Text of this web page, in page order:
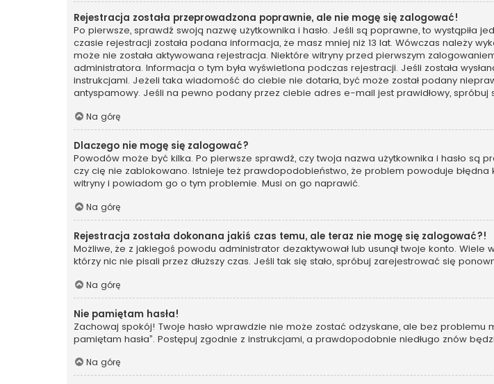
Rejestracja została przeprowadzona poprawnie, ale nie mogę się zalogować!
Po pierwsze, sprawdź swoją nazwę użytkownika i hasło. Jeśli są poprawne, to wystąpiła
czasie rejestracji została podana informacja, że masz mniej niż 13 lat. Wówczas należy
może nie została aktywowana rejestracja. Niektóre witryny przed pierwszym
administratora. Informacja o tym była wyświetlona podczas rejestracji. Jeśli została
instrukcjami. Jeżeli taka wiadomość do ciebie nie dotarła, być może został podany
antyspamowy. Jeśli na pewno podany przez ciebie adres e-mail jest prawidłowy, spróbuj
Na górę
Dlaczego nie mogę się zalogować?
Powodów może być kilka. Po pierwsze sprawdź, czy twoja nazwa użytkownika i hasło są
czy cię nie zablokowano. Istnieje też prawdopodobieństwo, że problem powoduje
witryny i powiadom go o tym problemie. Musi on go naprawić.
Na górę
Rejestracja została dokonana jakiś czas temu, ale teraz nie mogę się zalogować?!
Możliwe, że z jakiegoś powodu administrator dezaktywował lub usunął twoje konto.
którzy nic nie pisali przez dłuższy czas. Jeśli tak się stało, spróbuj zarejestrować się
Na górę
Nie pamiętam hasła!
Zachowaj spokój! Twoje hasło wprawdzie nie może zostać odzyskane, ale bez
pamiętam hasła”. Postępuj zgodnie z instrukcjami, a prawdopodobnie niedługo znów
Na górę